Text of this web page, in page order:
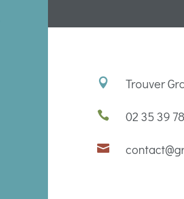
 Trouver
 02 35 39
